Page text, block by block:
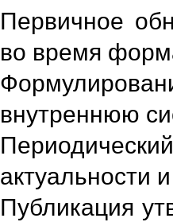
Первичное
во время
внутреннюю
актуальности
Публикация